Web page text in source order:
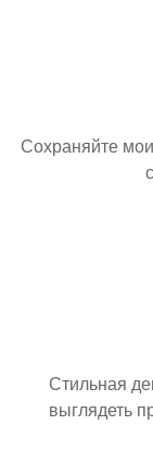
Сохраняйте
Стильная
выглядеть